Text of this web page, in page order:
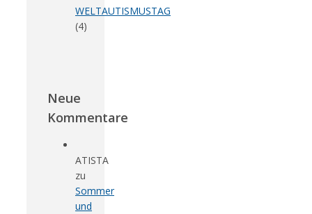
WELTAUTISMUSTAG
(4)
Neue
Kommentare
ATISTA
zu
Sommer
und